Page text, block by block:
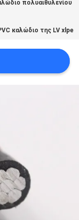
πολυαιθυλενίου
καλώδιο της LV xlpe